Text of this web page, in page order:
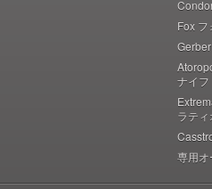
Fox フ
ナイフ
ラティ
専用オ